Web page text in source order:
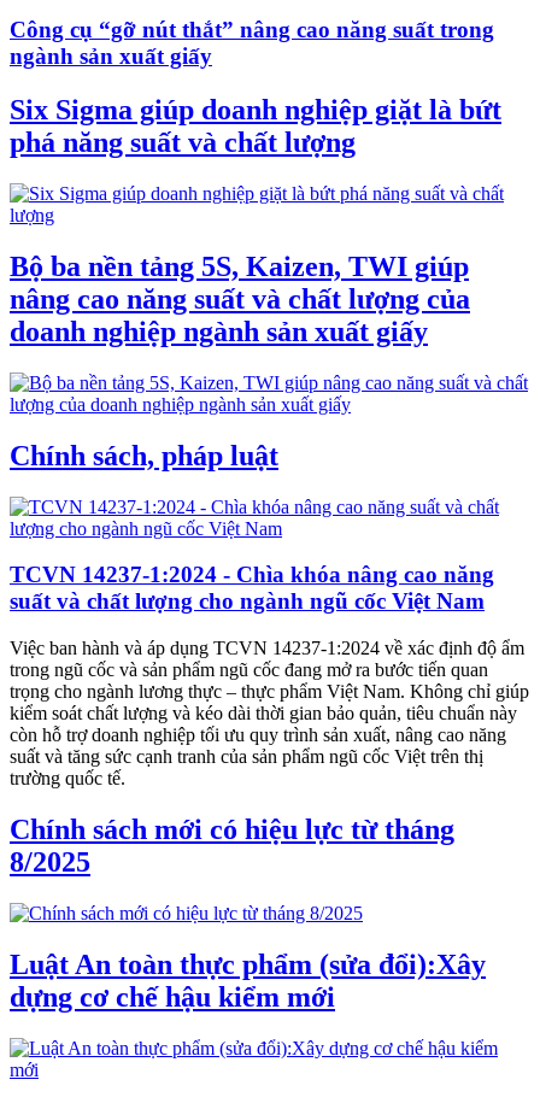
Công cụ “gỡ nút thắt” nâng cao năng suất trong
ngành sản xuất giấy
Six Sigma giúp doanh nghiệp giặt là bứt
phá năng suất và chất lượng
Bộ ba nền tảng 5S, Kaizen, TWI giúp
nâng cao năng suất và chất lượng của
doanh nghiệp ngành sản xuất giấy
Chính sách, pháp luật
TCVN 14237-1:2024 - Chìa khóa nâng cao năng
suất và chất lượng cho ngành ngũ cốc Việt Nam
Việc ban hành và áp dụng TCVN 14237-1:2024 về xác định độ ẩm
trong ngũ cốc và sản phẩm ngũ cốc đang mở ra bước tiến quan
trọng cho ngành lương thực – thực phẩm Việt Nam. Không chỉ giúp
kiểm soát chất lượng và kéo dài thời gian bảo quản, tiêu chuẩn này
còn hỗ trợ doanh nghiệp tối ưu quy trình sản xuất, nâng cao năng
suất và tăng sức cạnh tranh của sản phẩm ngũ cốc Việt trên thị
trường quốc tế.
Chính sách mới có hiệu lực từ tháng
8/2025
Luật An toàn thực phẩm (sửa đổi):Xây
dựng cơ chế hậu kiểm mới